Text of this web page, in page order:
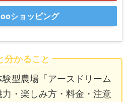
ショッピング
分かること
型農場「アースドリーム
・楽しみ方・料金・注意